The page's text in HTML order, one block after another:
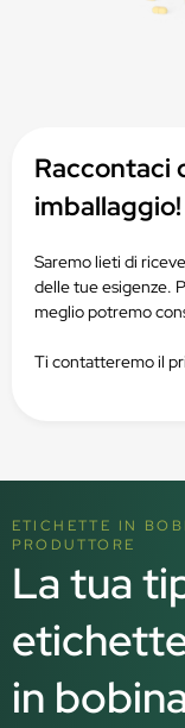
Raccontaci
imballaggio!
Saremo lieti di
delle tue esigenze.
meglio potremo
Ti contatteremo il
ETICHETTE IN
PRODUTTORE
La tua
in